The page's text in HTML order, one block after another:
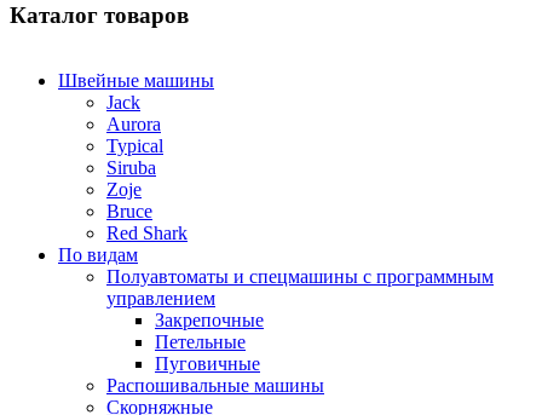
Каталог товаров
Швейные машины
Jack
Aurora
Typical
Siruba
Zoje
Bruce
Red Shark
По видам
Полуавтоматы и спецмашины с программным
управлением
Закрепочные
Петельные
Пуговичные
Распошивальные машины
Скорняжные